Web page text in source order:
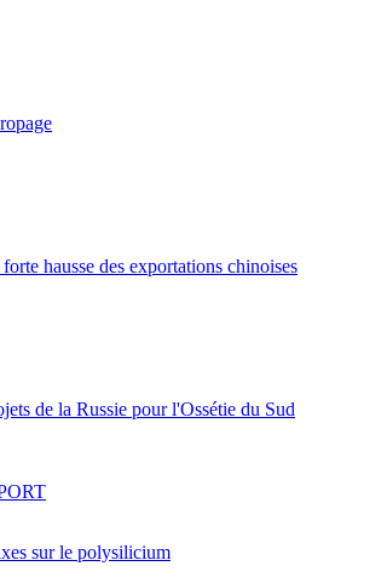
hausse des exportations chinoises
de la Russie pour l'Ossétie du Sud
sur le polysilicium